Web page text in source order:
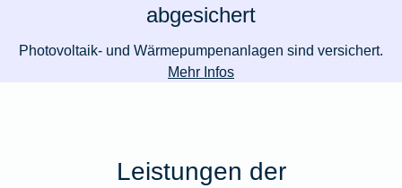
abgesichert
Photovoltaik- und Wärmepumpenanlagen sind versichert.
Mehr Infos
Leistungen der